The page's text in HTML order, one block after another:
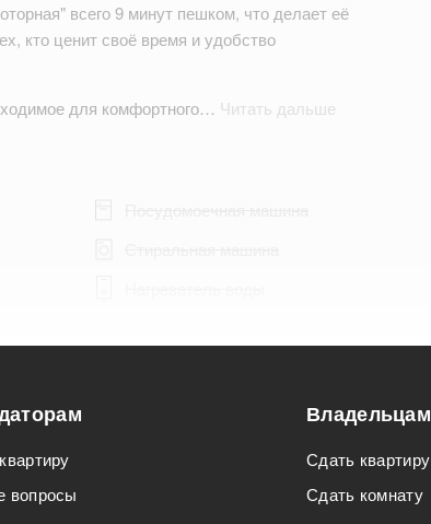
всего 9 минут пешком, что делает её
кто ценит своё время и удобство
для комфортного… Читать дальше
Подходит для семьи с детьми
вопросы
Владельцам
Сдать квартиру
Сдать комнату